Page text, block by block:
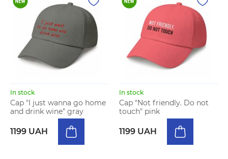
In stock
Cap "I just wanna go home
and drink wine" gray
1199 UAH
In stock
Cap "Not friendly. Do not
touch" pink
1199 UAH